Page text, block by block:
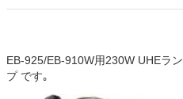
EB-925/EB-910W用230W UHEラン
プ です｡